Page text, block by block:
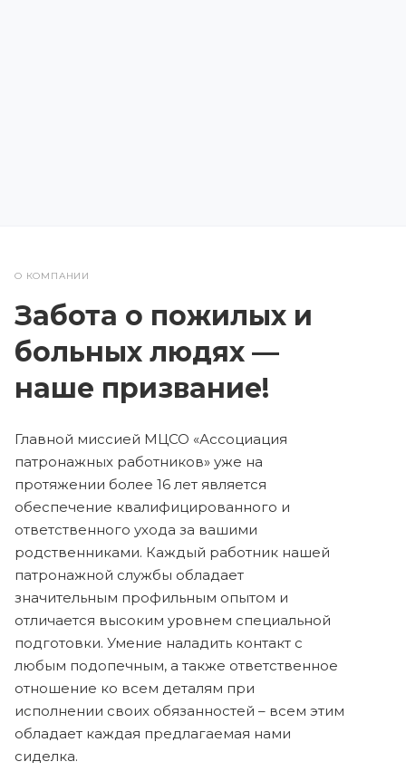
О КОМПАНИИ
Забота о пожилых и
больных людях —
наше призвание!
Главной миссией МЦСО «Ассоциация
патронажных работников» уже на
протяжении более 16 лет является
обеспечение квалифицированного и
ответственного ухода за вашими
родственниками. Каждый работник нашей
патронажной службы обладает
значительным профильным опытом и
отличается высоким уровнем специальной
подготовки. Умение наладить контакт с
любым подопечным, а также ответственное
отношение ко всем деталям при
исполнении своих обязанностей – всем этим
обладает каждая предлагаемая нами
сиделка.